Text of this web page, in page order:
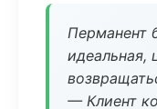
Перманент
идеальная,
— Клиент